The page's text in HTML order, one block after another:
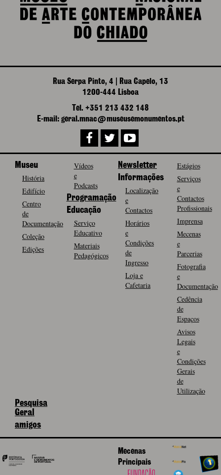
Rua Serpa Pinto, 4 | Rua Capelo, 13
1200-444 Lisboa
Tel. +351 213 432 148
E-mail: geral.mnac@museusemonumentos.pt
Museu
História
Edifício
Centro
de
Documentação
Coleção
Edições
Vídeos
e
Podcasts
Programação
Educação
Serviço
Educativo
Materiais
Pedagógicos
Newsletter
Informações
Localização
e
Contactos
Horários
e
Condições
de
Ingresso
Loja e
Cafetaria
Estágios
Serviços
e
Contactos
Profissionais
Imprensa
Mecenas
e
Parcerias
Fotografia
e
Documentação
Cedência
de
Espaços
Avisos
Legais
e
Condições
Gerais
de
Utilização
Pesquisa
Geral
amigos
Mecenas
Principais